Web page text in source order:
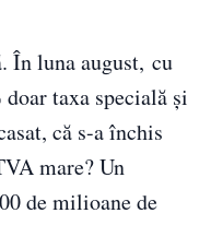
În luna august, cu
taxa specială și
că s-a închis
mare? Un
de milioane de